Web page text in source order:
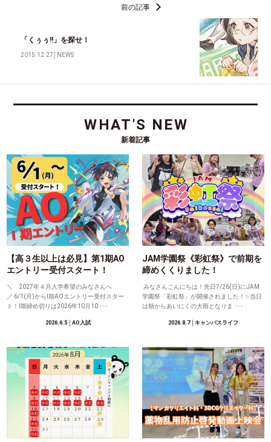
前の記事
「くぅぅ!!」を探せ！
2015.12.27 NEWS
WHAT'S NEW
新着記事
【高３生以上は必見】第1期AO
エントリー受付スタート！
＼ 2027年４月入学希望のみなさんへ
／ 6/1(月)からⅠ期AOエントリー受付スター
ト！Ⅰ期締め切りは2026年10月10 ･･･
2026.6.5│AO入試
JAM学園祭《彩虹祭》で前期を
締めくくりました！
みなさんこんにちは！先日7/26(日)にJAM
学園祭「彩虹祭」が開催されました！✨当日
は朝からあいにくの大雨となりま ･･･
2026.8.7│キャンパスライフ